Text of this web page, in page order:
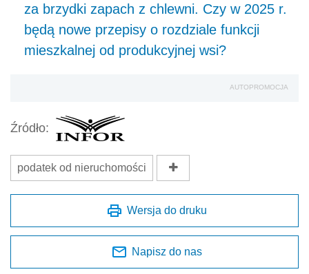
za brzydki zapach z chlewni. Czy w 2025 r.
będą nowe przepisy o rozdziale funkcji
mieszkalnej od produkcyjnej wsi?
AUTOPROMOCJA
Źródło:
podatek od nieruchomości
Wersja do druku
Napisz do nas